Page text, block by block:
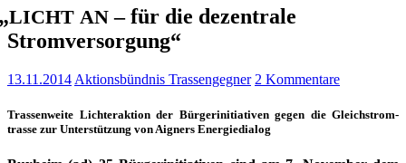
LICHT AN – für die dezen­tra­le
Stromversorgung“
13.11.2014 Aktionsbündnis Trassengegner 2 Kommentare
Tras­sen­wei­te Lich­ter­ak­ti­on der Bür­ger­initia­ti­ven gegen die Gleich­strom­
tras­se zur Unter­stüt­zung von Aigners Energiedialog